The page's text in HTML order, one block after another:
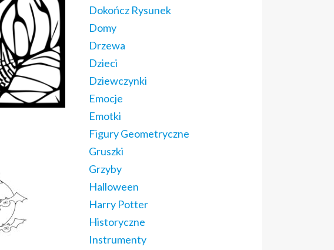
Dokończ Rysunek
Domy
Drzewa
Dzieci
Dziewczynki
Emocje
Emotki
Figury Geometryczne
Gruszki
Grzyby
Halloween
Harry Potter
Historyczne
Instrumenty